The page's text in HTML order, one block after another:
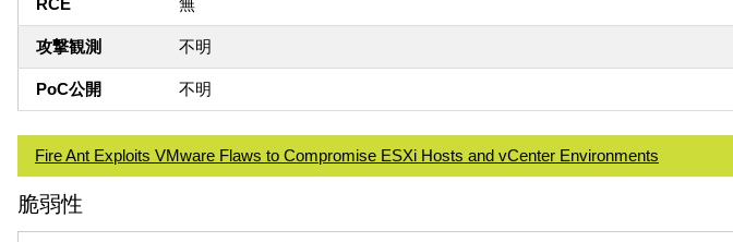
RCE 無
攻撃観測 不明
PoC公開 不明
Fire Ant Exploits VMware Flaws to Compromise ESXi Hosts and vCenter Environments
脆弱性